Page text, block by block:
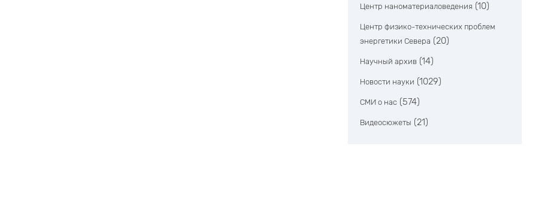
Центр наноматериаловедения (10)
Центр физико-технических проблем
энергетики Севера (20)
Научный архив (14)
Новости науки (1029)
СМИ о нас (574)
Видеосюжеты (21)